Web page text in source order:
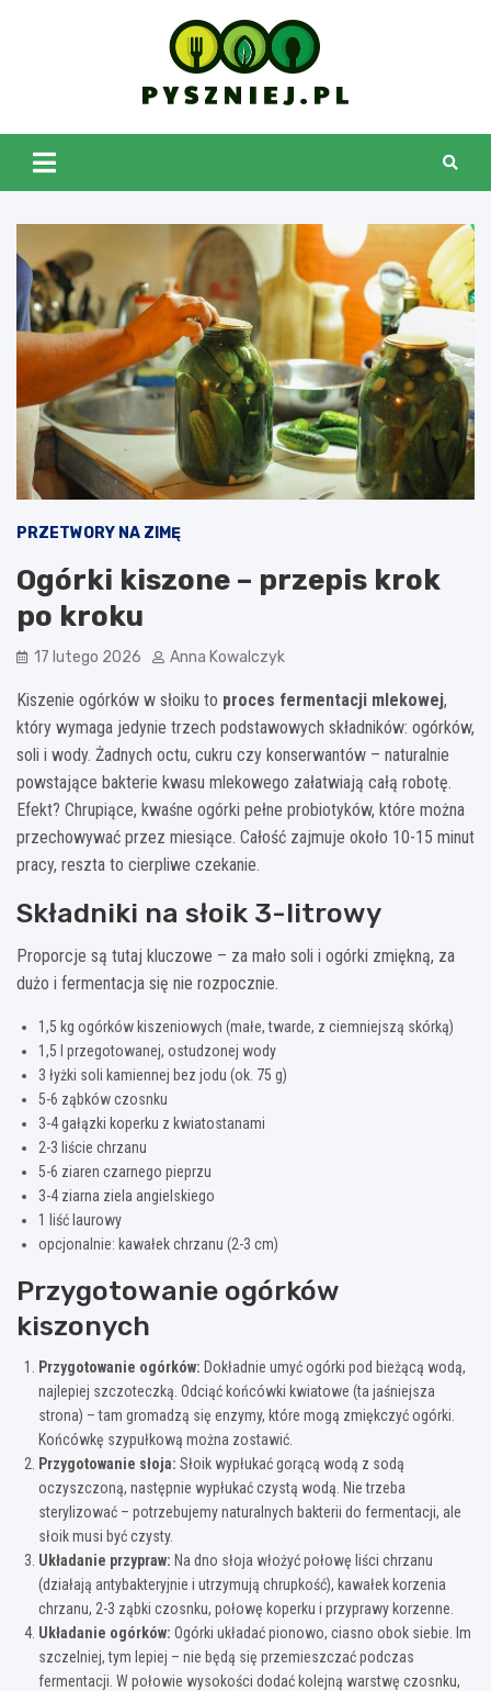
pyszniej.pl
PRZETWORY NA ZIMĘ
Ogórki kiszone – przepis krok
po kroku
17 lutego 2026 Anna Kowalczyk
Kiszenie ogórków w słoiku to proces fermentacji mlekowej,
który wymaga jedynie trzech podstawowych składników: ogórków,
soli i wody. Żadnych octu, cukru czy konserwantów – naturalnie
powstające bakterie kwasu mlekowego załatwiają całą robotę.
Efekt? Chrupiące, kwaśne ogórki pełne probiotyków, które można
przechowywać przez miesiące. Całość zajmuje około 10-15 minut
pracy, reszta to cierpliwe czekanie.
Składniki na słoik 3-litrowy
Proporcje są tutaj kluczowe – za mało soli i ogórki zmiękną, za
dużo i fermentacja się nie rozpocznie.
1,5 kg ogórków kiszeniowych (małe, twarde, z ciemniejszą skórką)
1,5 l przegotowanej, ostudzonej wody
3 łyżki soli kamiennej bez jodu (ok. 75 g)
5-6 ząbków czosnku
3-4 gałązki koperku z kwiatostanami
2-3 liście chrzanu
5-6 ziaren czarnego pieprzu
3-4 ziarna ziela angielskiego
1 liść laurowy
opcjonalnie: kawałek chrzanu (2-3 cm)
Przygotowanie ogórków
kiszonych
Przygotowanie ogórków: Dokładnie umyć ogórki pod bieżącą wodą,
najlepiej szczoteczką. Odciąć końcówki kwiatowe (ta jaśniejsza
strona) – tam gromadzą się enzymy, które mogą zmiękczyć ogórki.
Końcówkę szypułkową można zostawić.
Przygotowanie słoja: Słoik wypłukać gorącą wodą z sodą
oczyszczoną, następnie wypłukać czystą wodą. Nie trzeba
sterylizować – potrzebujemy naturalnych bakterii do fermentacji, ale
słoik musi być czysty.
Układanie przypraw: Na dno słoja włożyć połowę liści chrzanu
(działają antybakteryjnie i utrzymują chrupkość), kawałek korzenia
chrzanu, 2-3 ząbki czosnku, połowę koperku i przyprawy korzenne.
Układanie ogórków: Ogórki układać pionowo, ciasno obok siebie. Im
szczelniej, tym lepiej – nie będą się przemieszczać podczas
fermentacji. W połowie wysokości dodać kolejną warstwę czosnku,